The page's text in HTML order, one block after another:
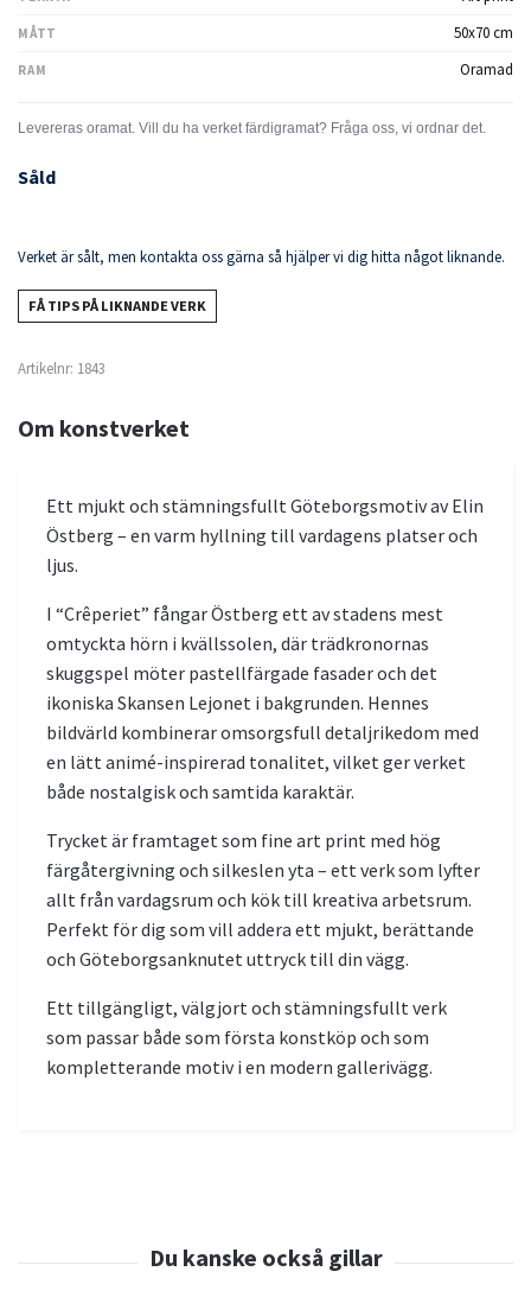
MÅTT 50x70 cm
RAM Oramad
Såld
Verket är sålt, men kontakta oss gärna så hjälper vi dig hitta något liknande.
FÅ TIPS PÅ LIKNANDE VERK
Artikelnr: 1843
Om konstverket
Ett mjukt och stämningsfullt Göteborgsmotiv av Elin
Östberg – en varm hyllning till vardagens platser och
ljus.
I “Crêperiet” fångar Östberg ett av stadens mest
omtyckta hörn i kvällssolen, där trädkronornas
skuggspel möter pastellfärgade fasader och det
ikoniska Skansen Lejonet i bakgrunden. Hennes
bildvärld kombinerar omsorgsfull detaljrikedom med
en lätt animé-inspirerad tonalitet, vilket ger verket
både nostalgisk och samtida karaktär.
Trycket är framtaget som fine art print med hög
färgåtergivning och silkeslen yta – ett verk som lyfter
allt från vardagsrum och kök till kreativa arbetsrum.
Perfekt för dig som vill addera ett mjukt, berättande
och Göteborgsanknutet uttryck till din vägg.
Ett tillgängligt, välgjort och stämningsfullt verk
som passar både som första konstköp och som
kompletterande motiv i en modern gallerivägg.